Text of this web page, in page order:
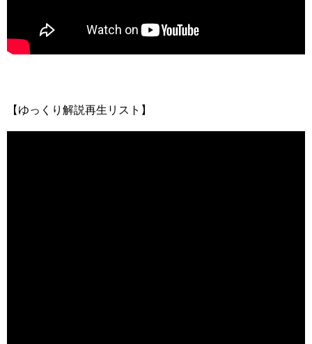
【ゆっくり解説再生リスト】